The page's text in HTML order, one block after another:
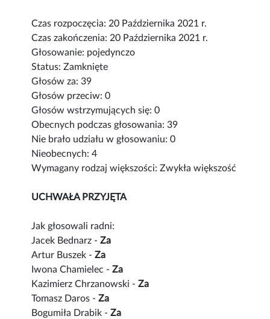
Czas rozpoczęcia: 20 Października 2021 r.
Czas zakończenia: 20 Października 2021 r.
Głosowanie: pojedynczo
Status: Zamknięte
Głosów za: 39
Głosów przeciw: 0
Głosów wstrzymujących się: 0
Obecnych podczas głosowania: 39
Nie brało udziału w głosowaniu: 0
Nieobecnych: 4
Wymagany rodzaj większości: Zwykła większość
UCHWAŁA PRZYJĘTA
Jak głosowali radni:
Jacek Bednarz -Za
Artur Buszek -Za
Iwona Chamielec -Za
Kazimierz Chrzanowski -Za
Tomasz Daros -Za
Bogumiła Drabik -Za